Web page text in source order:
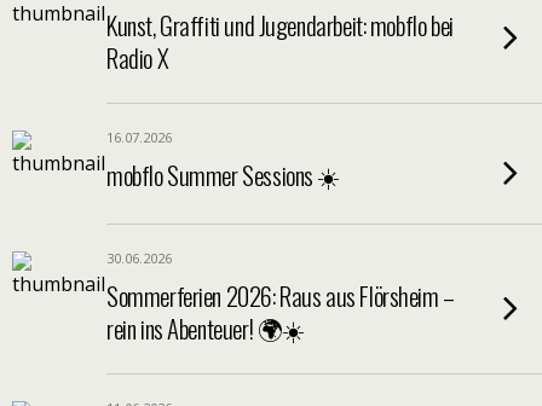
Kunst, Graffiti und Jugendarbeit: mobflo bei
Radio X
16.07.2026
mobflo Summer Sessions ☀️
30.06.2026
Sommerferien 2026: Raus aus Flörsheim –
rein ins Abenteuer! 🌍☀️